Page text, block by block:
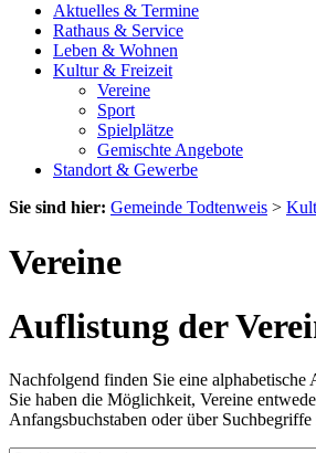
Aktuelles & Termine
Rathaus & Service
Leben & Wohnen
Kultur & Freizeit
Vereine
Sport
Spielplätze
Gemischte Angebote
Standort & Gewerbe
Sie sind hier: Gemeinde Todtenweis >
Vereine
Auflistung der
Nachfolgend finden Sie eine alphabetische
Sie haben die Möglichkeit, Vereine
Anfangsbuchstaben oder über